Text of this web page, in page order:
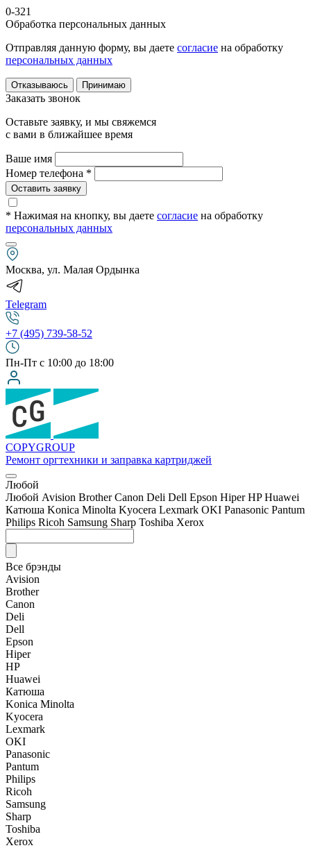
0-321
Обработка персональных данных
Отправляя данную форму, вы даете согласие на обработку
персональных данных
Отказываюсь Принимаю
Заказать звонок
Оставьте заявку, и мы свяжемся
с вами в ближайшее время
Ваше имя
Номер телефона *
Оставить заявку
* Нажимая на кнопку, вы даете согласие на обработку
персональных данных
Москва, ул. Малая Ордынка
Telegram
+7 (495) 739-58-52
Пн-Пт с 10:00 до 18:00
COPYGROUP
Ремонт оргтехники и заправка картриджей
Любой
Любой Avision Brother Canon Deli Dell Epson Hiper HP Huawei
Катюша Konica Minolta Kyocera Lexmark OKI Panasonic Pantum
Philips Ricoh Samsung Sharp Toshiba Xerox
Все брэнды
Avision
Brother
Canon
Deli
Dell
Epson
Hiper
HP
Huawei
Катюша
Konica Minolta
Kyocera
Lexmark
OKI
Panasonic
Pantum
Philips
Ricoh
Samsung
Sharp
Toshiba
Xerox